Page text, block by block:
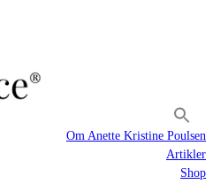
Om Anette Kristine Poulsen
Artikler
Shop